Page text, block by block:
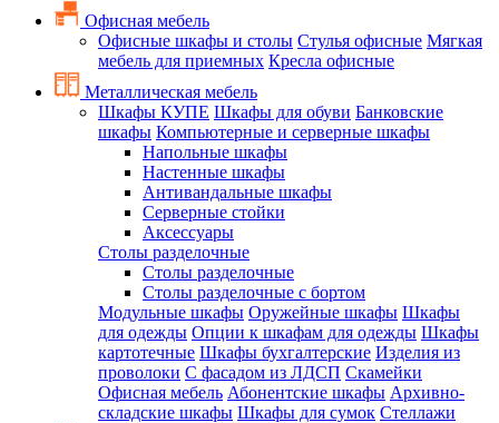
Офисная мебель
Офисные шкафы и столы Стулья офисные Мягкая
мебель для приемных Кресла офисные
Металлическая мебель
Шкафы КУПЕ Шкафы для обуви Банковские
шкафы Компьютерные и серверные шкафы
Напольные шкафы
Настенные шкафы
Антивандальные шкафы
Серверные стойки
Аксессуары
Столы разделочные
Столы разделочные
Столы разделочные с бортом
Модульные шкафы Оружейные шкафы Шкафы
для одежды Опции к шкафам для одежды Шкафы
картотечные Шкафы бухгалтерские Изделия из
проволоки С фасадом из ЛДСП Скамейки
Офисная мебель Абонентские шкафы Архивно-
складские шкафы Шкафы для сумок Стеллажи